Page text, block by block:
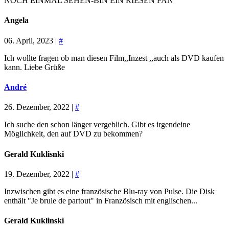
Angela
06. April, 2023 | #
Ich wollte fragen ob man diesen Film,,Inzest ,,auch als DVD kaufen
kann. Liebe Grüße
André
26. Dezember, 2022 | #
Ich suche den schon länger vergeblich. Gibt es irgendeine
Möglichkeit, den auf DVD zu bekommen?
Gerald Kuklisnki
19. Dezember, 2022 | #
Inzwischen gibt es eine französische Blu-ray von Pulse. Die Disk
enthält "Je brule de partout" in Französisch mit englischen...
Gerald Kuklinski